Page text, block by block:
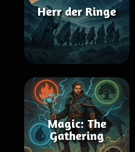
Herr der Ringe
Magic: The
Gathering